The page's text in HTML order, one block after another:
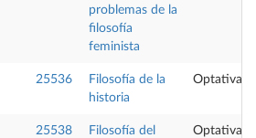
problemas de la
filosofía
feminista
25536
Filosofía de la
historia
Optativa
25538
Filosofía del
Optativa